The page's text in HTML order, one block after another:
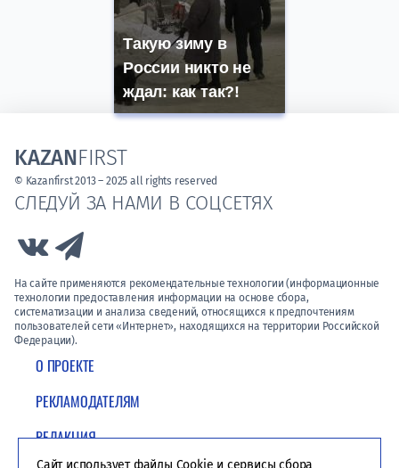
Такую зиму в
России никто не
ждал: как так?!
О ПРОЕКТЕ
РЕКЛАМОДАТЕЛЯМ
РЕДАКЦИЯ
СЛЕДУЙ ЗА НАМИ В СОЦСЕТЯХ
Link to Vk
На сайте применяются рекомендательные технологии (информационные
технологии предоставления информации на основе сбора,
систематизации и анализа сведений, относящихся к предпочтениям
пользователей сети «Интернет», находящихся на территории Российской
Федерации).
KAZANFIRST
© Kazanfirst 2013 – 2025 all rights reserved
Сайт использует файлы Cookie и сервисы сбора